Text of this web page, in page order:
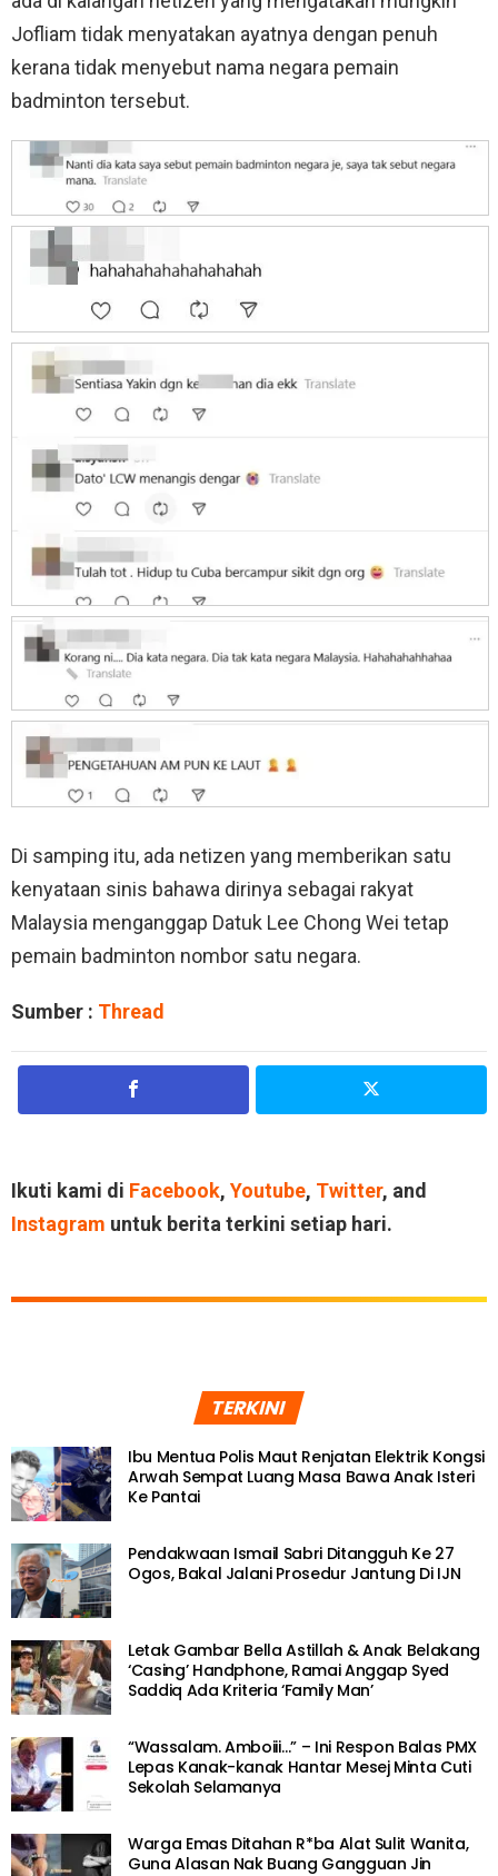
Jofliam tidak menyatakan ayatnya dengan penuh
kerana tidak menyebut nama negara pemain
badminton tersebut.
Di samping itu, ada netizen yang memberikan satu
kenyataan sinis bahawa dirinya sebagai rakyat
Malaysia menganggap Datuk Lee Chong Wei tetap
pemain badminton nombor satu negara.
Sumber : Thread
Ikuti kami di Facebook, Youtube, Twitter, and
Instagram untuk berita terkini setiap hari.
TERKINI
Ibu Mentua Polis Maut Renjatan Elektrik Kongsi
Arwah Sempat Luang Masa Bawa Anak Isteri
Ke Pantai
Pendakwaan Ismail Sabri Ditangguh Ke 27
Ogos, Bakal Jalani Prosedur Jantung Di IJN
Letak Gambar Bella Astillah & Anak Belakang
‘Casing’ Handphone, Ramai Anggap Syed
Saddiq Ada Kriteria ‘Family Man’
“Wassalam. Amboiii…” – Ini Respon Balas PMX
Lepas Kanak-kanak Hantar Mesej Minta Cuti
Sekolah Selamanya
Warga Emas Ditahan R*ba Alat Sulit Wanita,
Guna Alasan Nak Buang Gangguan Jin